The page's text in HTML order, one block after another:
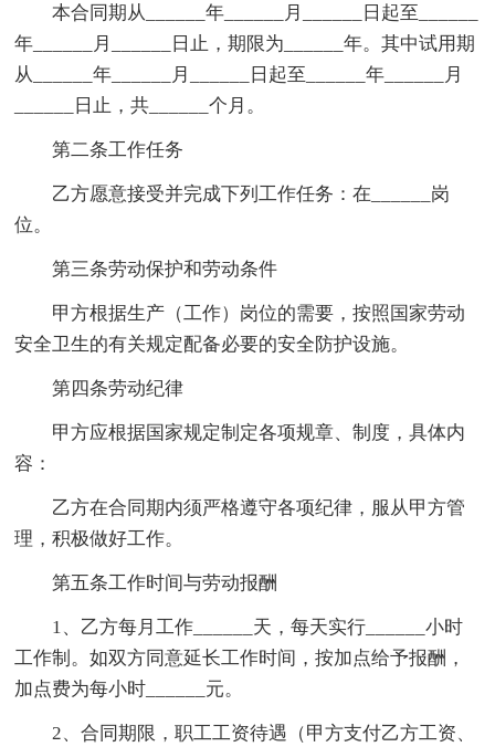
本合同期从______年______月______日起至______
年______月______日止，期限为______年。其中试用期
从______年______月______日起至______年______月
______日止，共______个月。
第二条工作任务
乙方愿意接受并完成下列工作任务：在______岗
位。
第三条劳动保护和劳动条件
甲方根据生产（工作）岗位的需要，按照国家劳动
安全卫生的有关规定配备必要的安全防护设施。
第四条劳动纪律
甲方应根据国家规定制定各项规章、制度，具体内
容：
乙方在合同期内须严格遵守各项纪律，服从甲方管
理，积极做好工作。
第五条工作时间与劳动报酬
1、乙方每月工作______天，每天实行______小时
工作制。如双方同意延长工作时间，按加点给予报酬，
加点费为每小时______元。
2、合同期限，职工工资待遇（甲方支付乙方工资、